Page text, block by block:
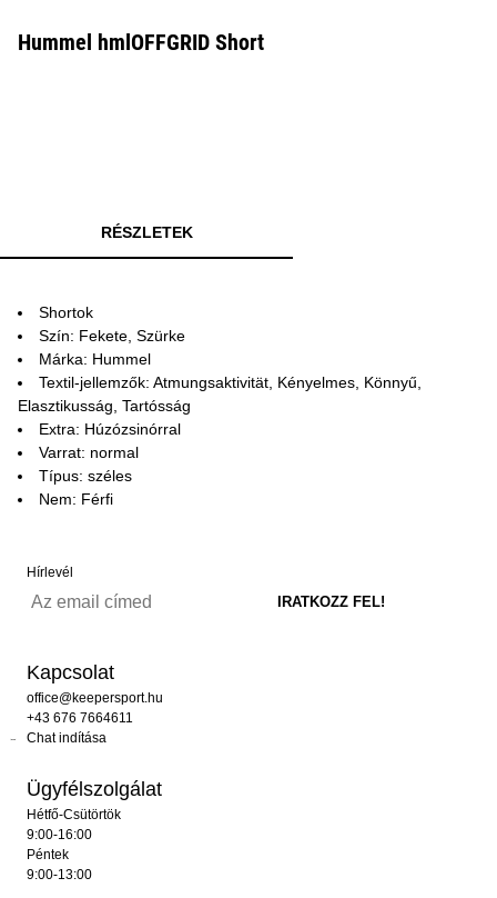
Hummel hmlOFFGRID Short
RÉSZLETEK
Shortok
Szín: Fekete, Szürke
Márka: Hummel
Textil-jellemzők: Atmungsaktivität, Kényelmes, Könnyű,
Elasztikusság, Tartósság
Extra: Húzózsinórral
Varrat: normal
Típus: széles
Nem: Férfi
Hírlevél
Kapcsolat
office@keepersport.hu
+43 676 7664611
Chat indítása
Ügyfélszolgálat
Hétfő-Csütörtök
9:00-16:00
Péntek
9:00-13:00